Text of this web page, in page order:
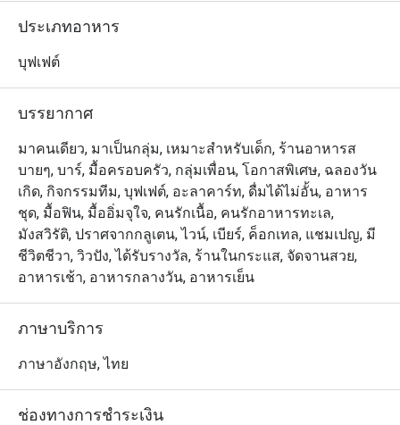
หลายแต่ไม่หลุดไปจากโอเชียนธีม และเนื่องจากเป็นร้านที่
เลือกหลากหลาย ตั้งแต่บุฟเฟ่ต์ สเตชั่นอาหารปรุงสดใหม่
ประเภทอาหาร
บุฟเฟต์
บรรยากาศ
มาคนเดียว, มาเป็นกลุ่ม, เหมาะสำหรับเด็ก, ร้านอาหารส
บายๆ, บาร์, มื้อครอบครัว, กลุ่มเพื่อน, โอกาสพิเศษ, ฉลองวัน
เกิด, กิจกรรมทีม, บุฟเฟต์, อะลาคาร์ท, ดื่มได้ไม่อั้น, อาหาร
ชุด, มื้อฟิน, มื้ออิ่มจุใจ, คนรักเนื้อ, คนรักอาหารทะเล,
มังสวิรัติ, ปราศจากกลูเตน, ไวน์, เบียร์, ค็อกเทล, แชมเปญ, มี
ชีวิตชีวา, วิวปัง, ได้รับรางวัล, ร้านในกระแส, จัดจานสวย,
อาหารเช้า, อาหารกลางวัน, อาหารเย็น
ภาษาบริการ
ภาษาอังกฤษ, ไทย
ช่องทางการชำระเงิน